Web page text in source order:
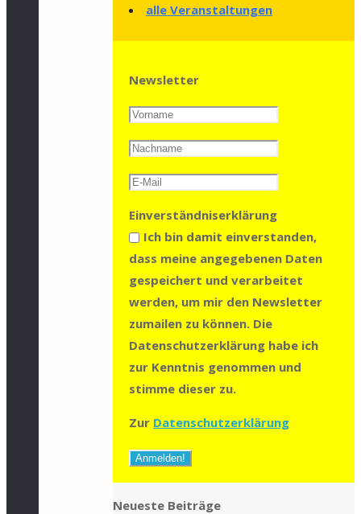
alle Veranstaltungen
Newsletter
Einverständniserklärung
Ich bin damit einverstanden,
dass meine angegebenen Daten
gespeichert und verarbeitet
werden, um mir den Newsletter
zumailen zu können. Die
Datenschutzerklärung habe ich
zur Kenntnis genommen und
stimme dieser zu.
Zur Datenschutzerklärung
Neueste Beiträge